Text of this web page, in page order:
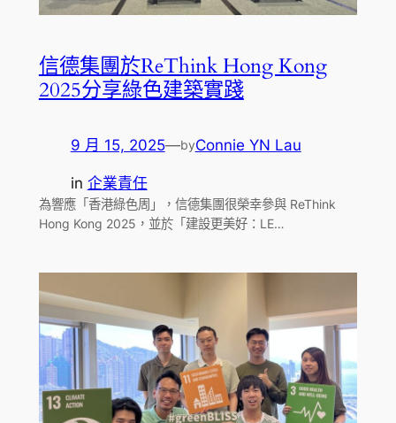
信德集團於ReThink Hong Kong
2025分享綠色建築實踐
9 月 15, 2025—byConnie YN Lau
in 企業責任
為響應「香港綠色周」，信德集團很榮幸參與 ReThink
Hong Kong 2025，並於「建設更美好：LE…